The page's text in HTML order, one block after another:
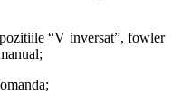
0° – 35° cu ajutorul unui
“V inversat”, fowler